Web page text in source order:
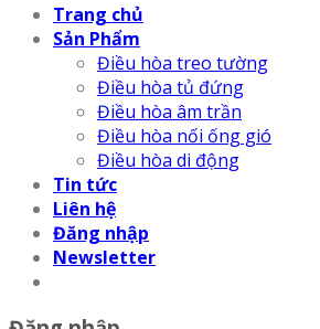
Trang chủ
Sản Phẩm
Điều hòa treo tường
Điều hòa tủ đứng
Điều hòa âm trần
Điều hòa nối ống gió
Điều hòa di động
Tin tức
Liên hệ
Đăng nhập
Newsletter